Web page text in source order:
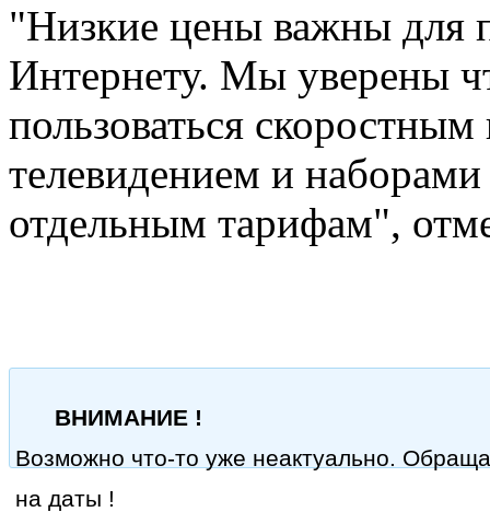
"Низкие цены важны для
Интернету. Мы уверены
пользоваться
телевидением и
отдельным тарифам",
ВНИМАНИЕ !
Возможно что-то уже неактуально.
на даты !